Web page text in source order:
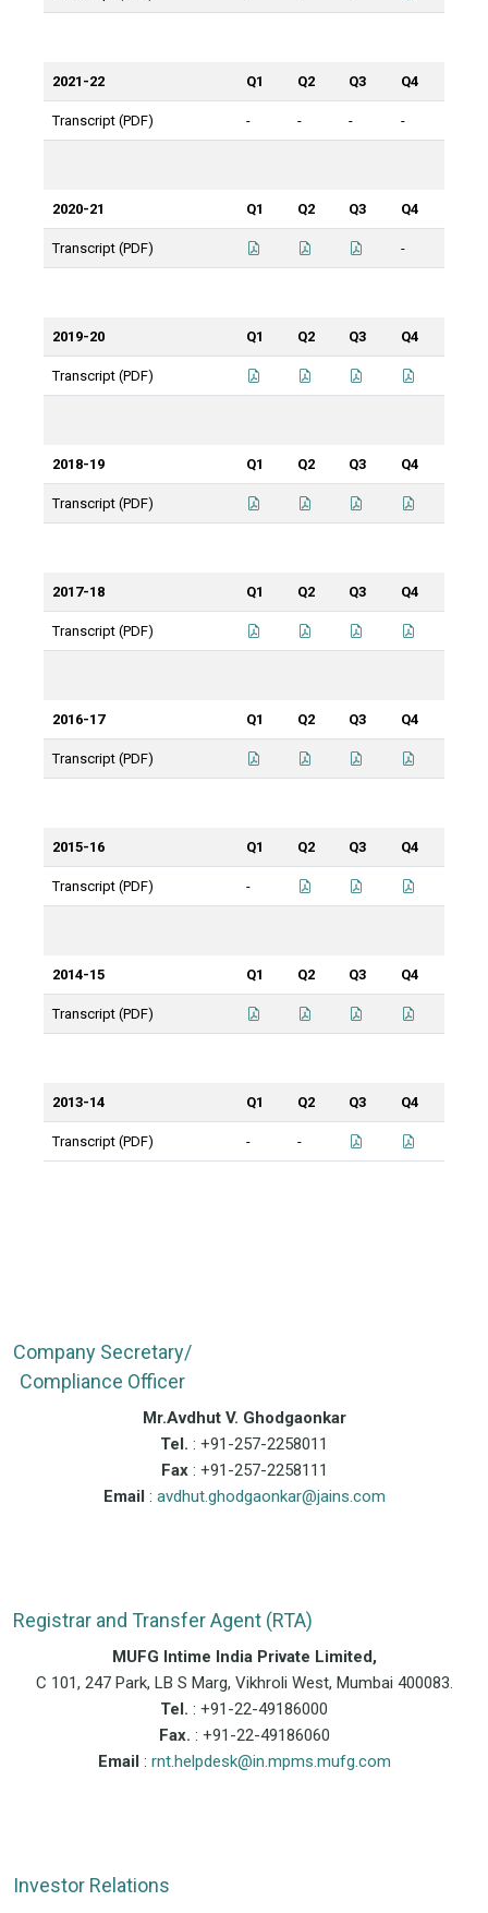
2021-22 Q1 Q2 Q3 Q4
Transcript (PDF) - - - -
2020-21 Q1 Q2 Q3 Q4
Transcript (PDF) -
2019-20 Q1 Q2 Q3 Q4
Transcript (PDF)
2018-19 Q1 Q2 Q3 Q4
Transcript (PDF)
2017-18 Q1 Q2 Q3 Q4
Transcript (PDF)
2016-17 Q1 Q2 Q3 Q4
Transcript (PDF)
2015-16 Q1 Q2 Q3 Q4
Transcript (PDF) -
2014-15 Q1 Q2 Q3 Q4
Transcript (PDF)
2013-14 Q1 Q2 Q3 Q4
Transcript (PDF) - -
Company Secretary/
Compliance Officer
Mr.Avdhut V. Ghodgaonkar
Tel. : +91-257-2258011
Fax : +91-257-2258111
Email : avdhut.ghodgaonkar@jains.com
Registrar and Transfer Agent (RTA)
MUFG Intime India Private Limited,
C 101, 247 Park, LB S Marg, Vikhroli West, Mumbai 400083.
Tel. : +91-22-49186000
Fax. : +91-22-49186060
Email : rnt.helpdesk@in.mpms.mufg.com
Investor Relations